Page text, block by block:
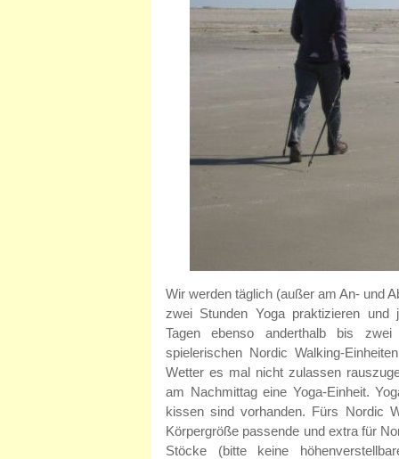
Wir werden täglich (außer am An- und
zwei Stunden Yoga praktizieren
Tagen ebenso anderthalb bis
spielerischen Nordic Walking-
Wetter es mal nicht zulassen
am Nachmittag eine Yoga-Einheit.
kissen sind vorhanden. Fürs Nordic
Körpergröße passende und extra für
Stöcke (bitte keine